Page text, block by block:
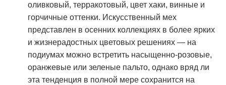
оливковый, терракотовый, цвет хаки, винные и
горчичные оттенки. Искусственный мех
представлен в осенних коллекциях в более ярких
и жизнерадостных цветовых решениях — на
подиумах можно встретить насыщенно-розовые,
оранжевые или зеленые пальто, однако вряд ли
эта тенденция в полной мере сохранится на